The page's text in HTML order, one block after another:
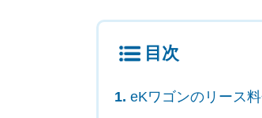
目次
eKワゴンのリース